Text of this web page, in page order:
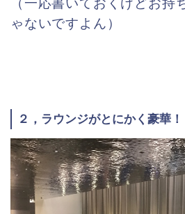
（一応書いておくけどお持
ゃないですよん）
２，ラウンジがとにかく豪華！